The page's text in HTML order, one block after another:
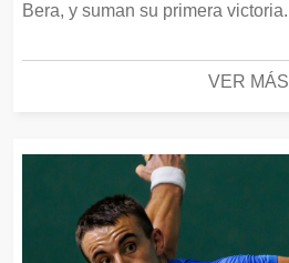
Bera, y suman su primera victoria.
VER MÁS